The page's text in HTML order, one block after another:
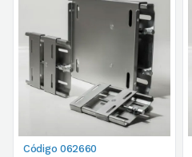
Código 062660